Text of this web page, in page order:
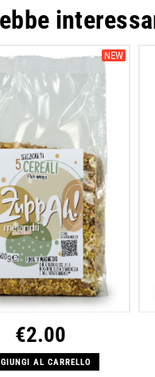
NEW
€2.00
AL CARRELLO